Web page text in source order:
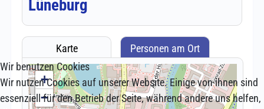
Wir benutzen Cookies
Wir nutzen Cookies auf unserer Website. Einige von ihnen sind
essenziell für den Betrieb der Seite, während andere uns helfen,